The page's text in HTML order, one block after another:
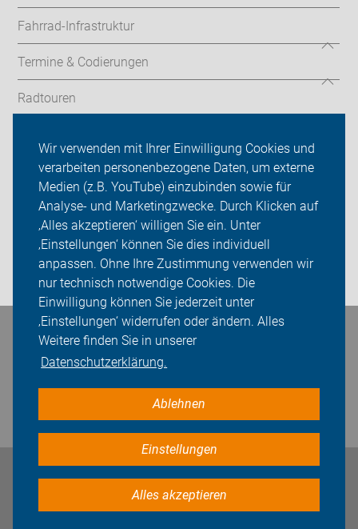
Wir verwenden mit Ihrer Einwilligung Cookies und
verarbeiten personenbezogene Daten, um externe
Medien (z.B. YouTube) einzubinden sowie für
Analyse- und Marketingzwecke. Durch Klicken auf
‚Alles akzeptieren‘ willigen Sie ein. Unter
‚Einstellungen‘ können Sie dies individuell
anpassen. Ohne Ihre Zustimmung verwenden wir
nur technisch notwendige Cookies. Die
Einwilligung können Sie jederzeit unter
‚Einstellungen‘ widerrufen oder ändern. Alles
Weitere finden Sie in unserer
Datenschutzerklärung.
Ablehnen
Einstellungen
Alles akzeptieren
Fahrrad-Infrastruktur
Termine & Codierungen
Radtouren
Über uns
Sei dabei
Presse
Login
Bleiben Sie in Kontakt